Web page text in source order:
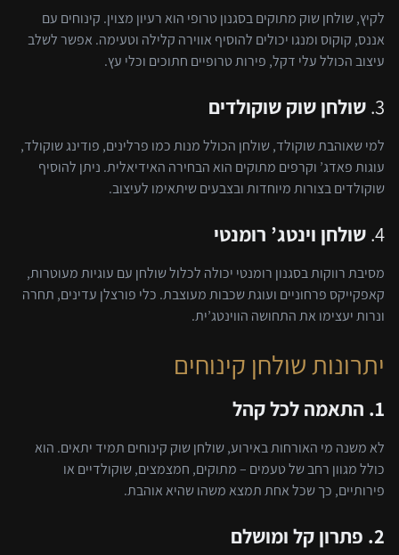
לקיץ, שולחן שוק מתוקים בסגנון טרופי הוא רעיון מצוין. קינוחים עם
אננס, קוקוס ומנגו יכולים להוסיף אווירה קלילה וטעימה. אפשר לשלב
עיצוב הכולל עלי דקל, פירות טרופיים חתוכים וכלי עץ.
3. שולחן שוק שוקולדים
למי שאוהבת שוקולד, שולחן הכולל מנות כמו פרלינים, פודינג שוקולד,
עוגות פאדג’ וקרפים מתוקים הוא הבחירה האידיאלית. ניתן להוסיף
שוקולדים בצורות מיוחדות ובצבעים שיתאימו לעיצוב.
4. שולחן וינטג’ רומנטי
מסיבת רווקות בסגנון רומנטי יכולה לכלול שולחן עם עוגיות מעוטרות,
קאפקייקס פרחוניים ועוגת שכבות מעוצבת. כלי פורצלן עדינים, תחרה
ונרות יעצימו את התחושה הווינטג’ית.
יתרונות שולחן קינוחים
1. התאמה לכל קהל
לא משנה מי האורחות באירוע, שולחן שוק קינוחים תמיד יתאים. הוא
כולל מגוון רחב של טעמים – מתוקים, חמצמצים, שוקולדיים או
פירותיים, כך שכל אחת תמצא משהו שהיא אוהבת.
2. פתרון קל ומושלם